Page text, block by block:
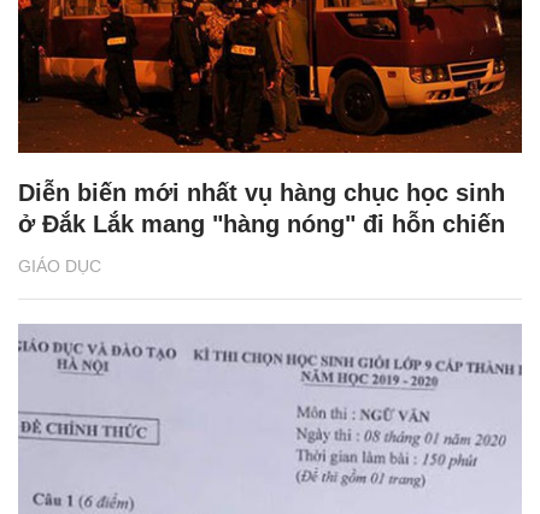
GIÁO DỤC
Diễn biến mới nhất vụ hàng chục học sinh
ở Đắk Lắk mang "hàng nóng" đi hỗn chiến